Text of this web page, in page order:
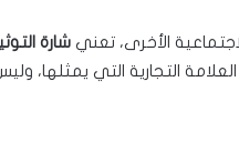
الأخرى، تعني شارة
التجارية التي يمثلها،